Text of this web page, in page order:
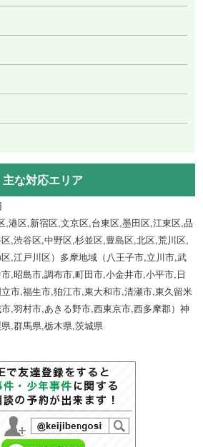
主な対応エリア
,港区,新宿区,文京区,台東区,墨田区,江東区,品
,渋谷区,中野区,杉並区,豊島区,北区,荒川区,
,江戸川区）多摩地域（八王子市,立川市,武
,昭島市,調布市,町田市,小金井市,小平市,日
市,福生市,狛江市,東大和市,清瀬市,東久留米
,羽村市,あきる野市,西東京市,西多摩郡）神
,群馬県,栃木県,茨城県